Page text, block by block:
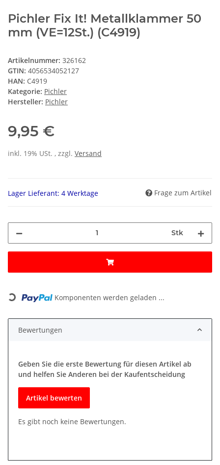
Pichler Fix It! Metallklammer 50
mm (VE=12St.) (C4919)
Artikelnummer: 326162
GTIN: 4056534052127
HAN: C4919
Kategorie: Pichler
Hersteller: Pichler
9,95 €
inkl. 19% USt. , zzgl. Versand
Lager Lieferant: 4 Werktage Frage zum Artikel
Stk
Loading... Komponenten werden geladen ...
Bewertungen
Geben Sie die erste Bewertung für diesen Artikel ab
und helfen Sie Anderen bei der Kaufentscheidung
Artikel bewerten
Es gibt noch keine Bewertungen.